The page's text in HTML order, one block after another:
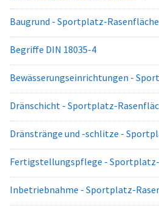
Baugrund - Sportplatz-
Begriffe DIN 18035-4
Bewässerungseinrichtungen -
Dränschicht - Sportplatz-
Dränstränge und -schlitze -
Fertigstellungspflege -
Inbetriebnahme - Sportplatz-